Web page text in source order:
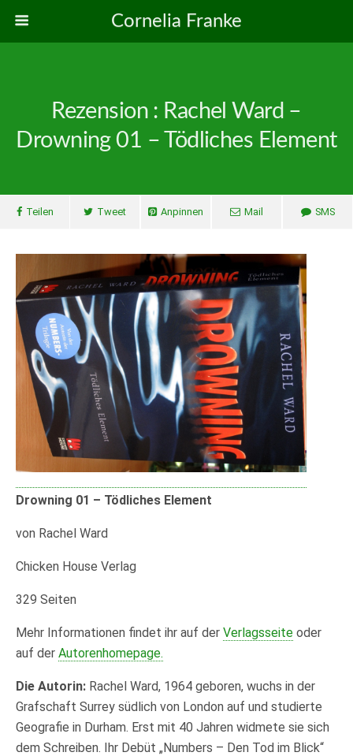
Cornelia Franke
Rezension : Rachel Ward –
Drowning 01 – Tödliches Element
Teilen Tweet Anpinnen Mail SMS
Drowning 01 – Tödliches Element
von Rachel Ward
Chicken House Verlag
329 Seiten
Mehr Informationen findet ihr auf der Verlagsseite oder
auf der Autorenhomepage.
Die Autorin: Rachel Ward, 1964 geboren, wuchs in der
Grafschaft Surrey südlich von London auf und studierte
Geografie in Durham. Erst mit 40 Jahren widmete sie sich
dem Schreiben. Ihr Debüt „Numbers – Den Tod im Blick“